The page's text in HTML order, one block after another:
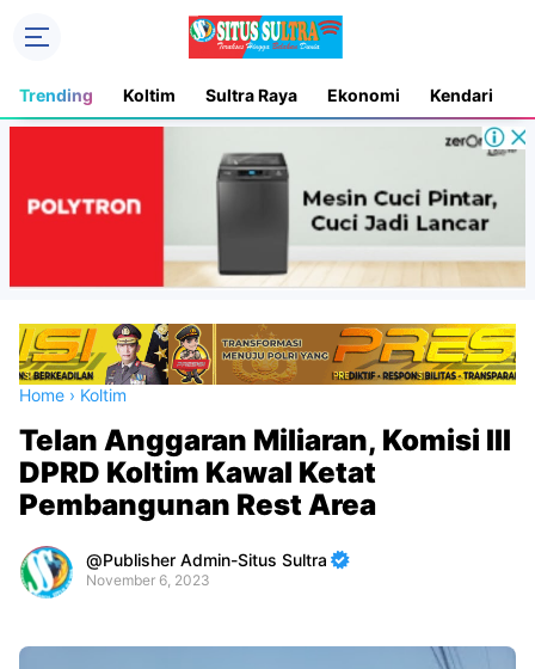
Trending Koltim Sultra Raya Ekonomi Kendari
Home › Koltim
Telan Anggaran Miliaran, Komisi III
DPRD Koltim Kawal Ketat
Pembangunan Rest Area
Publisher Admin-Situs Sultra
November 6, 2023
By